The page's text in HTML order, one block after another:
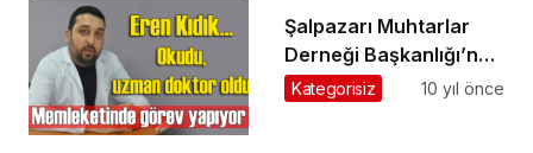
Şalpazarı Muhtarlar
Derneği Başkanlığı’na
Mustafa Kel seçildi
Kategorisiz 10 yıl önce